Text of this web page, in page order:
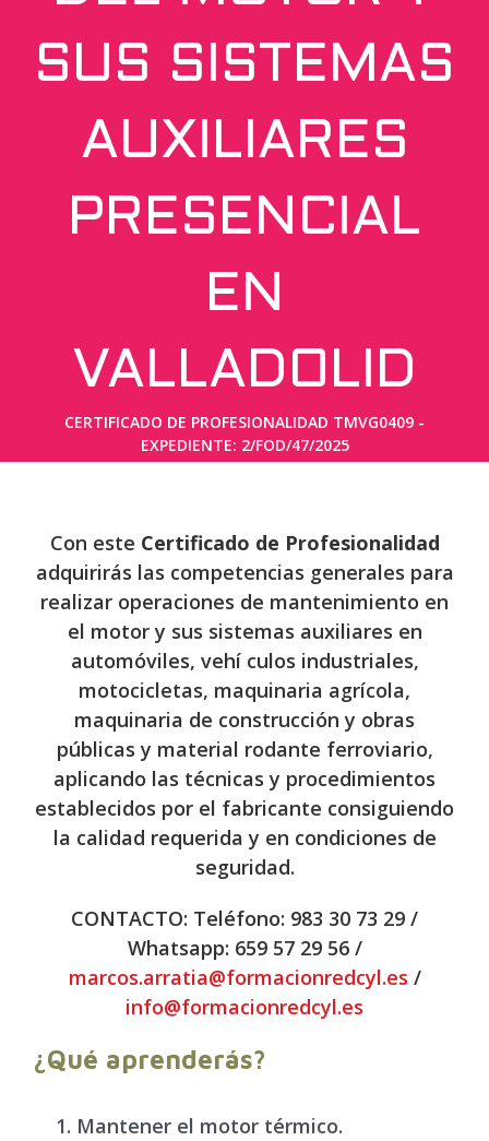
SUS SISTEMAS
AUXILIARES
PRESENCIAL
EN
VALLADOLID
CERTIFICADO DE PROFESIONALIDAD TMVG0409 -
EXPEDIENTE: 2/FOD/47/2025
Con este Certificado de Profesionalidad
adquirirás las competencias generales para
realizar operaciones de mantenimiento en
el motor y sus sistemas auxiliares en
automóviles, vehí culos industriales,
motocicletas, maquinaria agrícola,
maquinaria de construcción y obras
públicas y material rodante ferroviario,
aplicando las técnicas y procedimientos
establecidos por el fabricante consiguiendo
la calidad requerida y en condiciones de
seguridad.
CONTACTO: Teléfono: 983 30 73 29 /
Whatsapp: 659 57 29 56 /
marcos.arratia@formacionredcyl.es /
info@formacionredcyl.es
¿Qué aprenderás?
Mantener el motor térmico.